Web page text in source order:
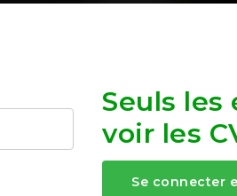
Seuls
voir les
Se connecter